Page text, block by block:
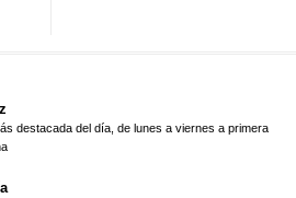
destacada del día, de lunes a viernes a primera